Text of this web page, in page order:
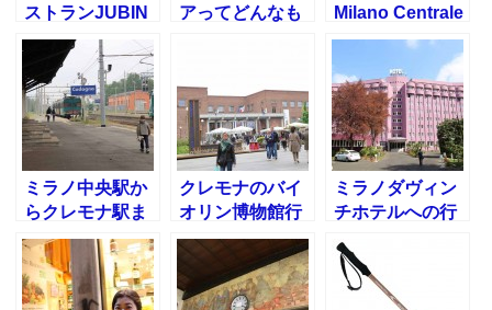
ストランJUBIN
は安くておすす
め！イタリア旅
行
アってどんなも
Milano Centrale
からクレモナ駅
Cremonaへの行
き方
ミラノ中央駅か
らクレモナ駅ま
でコドーニョ経
由での行き方
クレモナのバイ
オリン博物館行
ってきた～イタ
リア観光
ミラノダヴィン
チホテルへの行
宿泊記